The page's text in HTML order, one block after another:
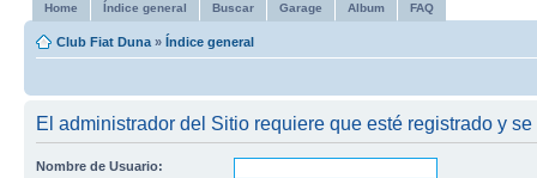
Home Índice general Buscar Garage Album FAQ
Club Fiat Duna » Índice general
El administrador del Sitio requiere que esté registrado y
Nombre de Usuario: